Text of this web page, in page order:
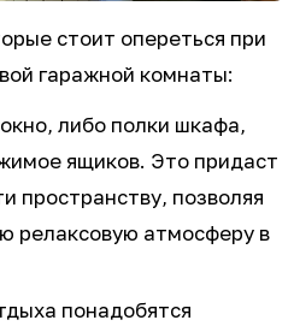
стоит опереться при
гаражной комнаты:
либо полки шкафа,
ящиков. Это придаст
пространству, позволяя
релаксовую атмосферу в
понадобятся